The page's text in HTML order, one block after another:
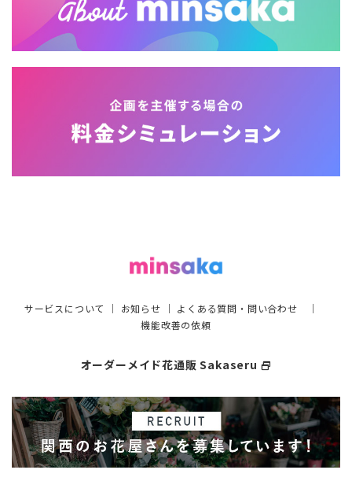
サービスについて ｜ お知らせ ｜ よくある質問・問い合わせ ｜
機能改善の依頼
オーダーメイド花通販 Sakaseru select_window